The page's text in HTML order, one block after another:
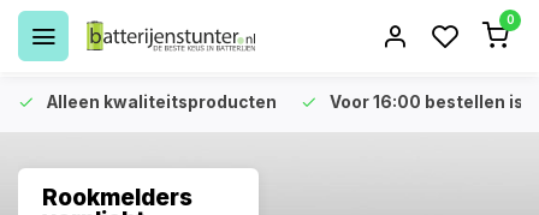
0
Alleen kwaliteitsproducten Voor 16:00 bestellen is
Rookmelders